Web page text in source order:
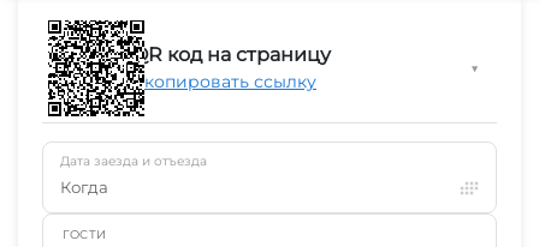
QR код на страницу
Скопировать ссылку
▼
Дата заезда и отъезда
Когда
ГОСТИ